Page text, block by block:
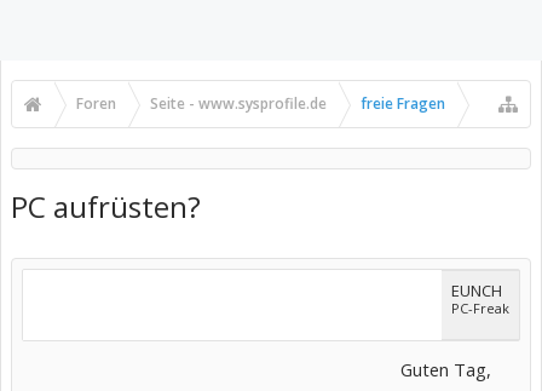
Foren Seite - www.sysprofile.de freie Fragen
PC aufrüsten?
EUNCH
PC-Freak
Guten Tag,